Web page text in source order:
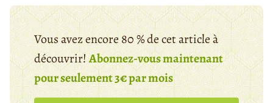
Vous avez encore 80 % de cet article à
découvrir!Abonnez-vous maintenant
pour seulement 3€ par mois